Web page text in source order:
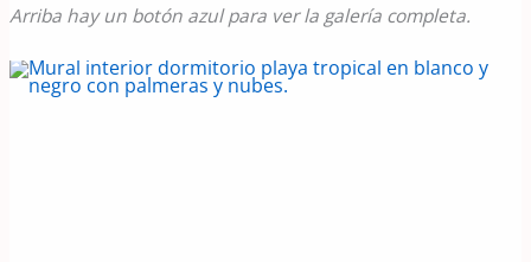
Arriba hay un botón azul para ver la galería completa.